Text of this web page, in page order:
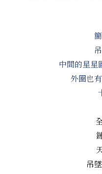
中間的星星
外圈也
吊